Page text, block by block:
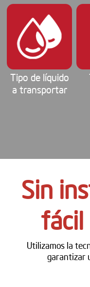
Tipo de líquido
a transportar
Sin
fácil
Utilizamos la
garantizar